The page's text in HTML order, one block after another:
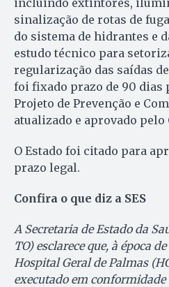
sinalização de rotas de
do sistema de hidrantes e
estudo técnico para
regularização das saídas
foi fixado prazo de 90 dias
Projeto de Prevenção e
atualizado e aprovado pelo
O Estado foi citado para
prazo legal.
Confira o que diz a SES
A Secretaria de Estado da
TO) esclarece que, à época
Hospital Geral de Palmas
executado em